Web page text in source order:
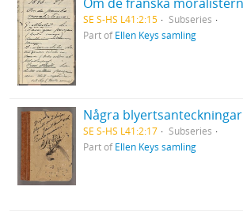
SE S-HS L41:2:15
Subseries
Part ofEllen Keys samling
SE S-HS L41:2:17
Subseries
Part ofEllen Keys samling